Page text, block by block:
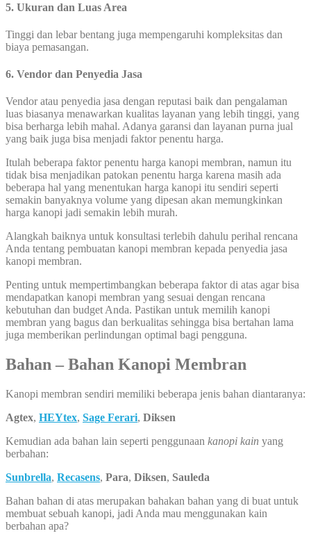
5. Ukuran dan Luas Area
Tinggi dan lebar bentang juga mempengaruhi kompleksitas dan
biaya pemasangan.
6. Vendor dan Penyedia Jasa
Vendor atau penyedia jasa dengan reputasi baik dan pengalaman
luas biasanya menawarkan kualitas layanan yang lebih tinggi, yang
bisa berharga lebih mahal. Adanya garansi dan layanan purna jual
yang baik juga bisa menjadi faktor penentu harga.
Itulah beberapa faktor penentu harga kanopi membran, namun itu
tidak bisa menjadikan patokan penentu harga karena masih ada
beberapa hal yang menentukan harga kanopi itu sendiri seperti
semakin banyaknya volume yang dipesan akan memungkinkan
harga kanopi jadi semakin lebih murah.
Alangkah baiknya untuk konsultasi terlebih dahulu perihal rencana
Anda tentang pembuatan kanopi membran kepada penyedia jasa
kanopi membran.
Penting untuk mempertimbangkan beberapa faktor di atas agar bisa
mendapatkan kanopi membran yang sesuai dengan rencana
kebutuhan dan budget Anda. Pastikan untuk memilih kanopi
membran yang bagus dan berkualitas sehingga bisa bertahan lama
juga memberikan perlindungan optimal bagi pengguna.
Bahan – Bahan Kanopi Membran
Kanopi membran sendiri memiliki beberapa jenis bahan diantaranya:
Agtex, HEYtex, Sage Ferari, Diksen
Kemudian ada bahan lain seperti penggunaan kanopi kain yang
berbahan:
Sunbrella, Recasens, Para, Diksen, Sauleda
Bahan bahan di atas merupakan bahakan bahan yang di buat untuk
membuat sebuah kanopi, jadi Anda mau menggunakan kain
berbahan apa?